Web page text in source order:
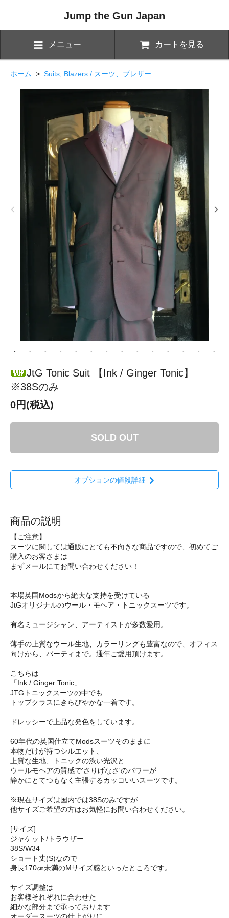
Jump the Gun Japan
メニュー カートを見る
ホーム > Suits, Blazers / スーツ、ブレザー
JtG Tonic Suit 【Ink / Ginger Tonic】
※38Sのみ
0円(税込)
SOLD OUT
オプションの値段詳細
商品の説明
【ご注意】
スーツに関しては通販にとても不向きな商品ですので、初めてご
購入のお客さまは
まずメールにてお問い合わせください！
本場英国Modsから絶大な支持を受けている
JtGオリジナルのウール・モヘア・トニックスーツです。
有名ミュージシャン、アーティストが多数愛用。
薄手の上質なウール生地、カラーリングも豊富なので、オフィス
向けから、パーティまで。通年ご愛用頂けます。
こちらは
「Ink / Ginger Tonic」
JTGトニックスーツの中でも
トップクラスにきらびやかな一着です。
ドレッシーで上品な発色をしています。
60年代の英国仕立てModsスーツそのままに
本物だけが持つシルエット、
上質な生地、トニックの渋い光沢と
ウールモヘアの質感で'さりげなさ'のパワーが
静かにとてつもなく主張するカッコいいスーツです。
※現在サイズは国内では38Sのみですが
他サイズご希望の方はお気軽にお問い合わせください。
[サイズ]
ジャケット/トラウザー
38S/W34
ショート丈(S)なので
身長170㎝未満のMサイズ感といったところです。
サイズ調整は
お客様それぞれに合わせた
細かな部分まで承っております